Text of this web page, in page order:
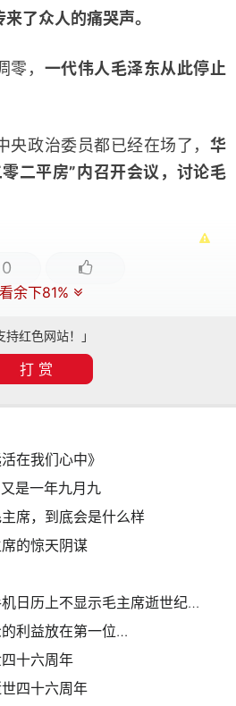
了众人的痛哭声。
， 一代伟人毛泽东从此停止
政治委员都已经在场了， 华
二平房”内召开会议，讨论毛
0
余下81%
持红色网站！」
打 赏
在我们心中》
是一年九月九
席，到底会是什么样
的惊天阴谋
历上不显示毛主席逝世纪念日
利益放在第一位…
十六周年
四十六周年